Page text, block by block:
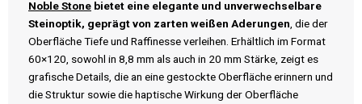
Noble Stone bietet eine elegante und unverwechselbare
Steinoptik, geprägt von zarten weißen Aderungen , die der
Oberfläche Tiefe und Raffinesse verleihen. Erhältlich im Format
60×120, sowohl in 8,8 mm als auch in 20 mm Stärke, zeigt es
grafische Details, die an eine gestockte Oberfläche erinnern und
die Struktur sowie die haptische Wirkung der Oberfläche